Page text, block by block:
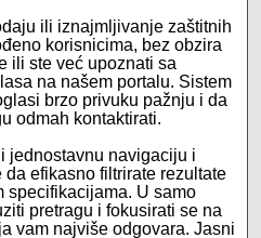
ili iznajmljivanje zaštitnih
korisnicima, bez obzira
ili ste već upoznati sa
na našem portalu. Sistem
brzo privuku pažnju i da
odmah kontaktirati.
jednostavnu navigaciju i
efikasno filtrirate rezultate
specifikacijama. U samo
pretragu i fokusirati se na
vam najviše odgovara. Jasni